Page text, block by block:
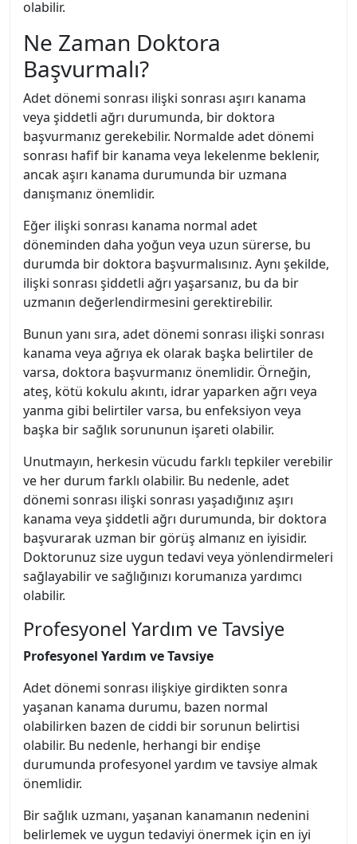
olabilir.
Ne Zaman Doktora
Başvurmalı?
Adet dönemi sonrası ilişki sonrası aşırı kanama
veya şiddetli ağrı durumunda, bir doktora
başvurmanız gerekebilir. Normalde adet dönemi
sonrası hafif bir kanama veya lekelenme beklenir,
ancak aşırı kanama durumunda bir uzmana
danışmanız önemlidir.
Eğer ilişki sonrası kanama normal adet
döneminden daha yoğun veya uzun sürerse, bu
durumda bir doktora başvurmalısınız. Aynı şekilde,
ilişki sonrası şiddetli ağrı yaşarsanız, bu da bir
uzmanın değerlendirmesini gerektirebilir.
Bunun yanı sıra, adet dönemi sonrası ilişki sonrası
kanama veya ağrıya ek olarak başka belirtiler de
varsa, doktora başvurmanız önemlidir. Örneğin,
ateş, kötü kokulu akıntı, idrar yaparken ağrı veya
yanma gibi belirtiler varsa, bu enfeksiyon veya
başka bir sağlık sorununun işareti olabilir.
Unutmayın, herkesin vücudu farklı tepkiler verebilir
ve her durum farklı olabilir. Bu nedenle, adet
dönemi sonrası ilişki sonrası yaşadığınız aşırı
kanama veya şiddetli ağrı durumunda, bir doktora
başvurarak uzman bir görüş almanız en iyisidir.
Doktorunuz size uygun tedavi veya yönlendirmeleri
sağlayabilir ve sağlığınızı korumanıza yardımcı
olabilir.
Profesyonel Yardım ve Tavsiye
Profesyonel Yardım ve Tavsiye
Adet dönemi sonrası ilişkiye girdikten sonra
yaşanan kanama durumu, bazen normal
olabilirken bazen de ciddi bir sorunun belirtisi
olabilir. Bu nedenle, herhangi bir endişe
durumunda profesyonel yardım ve tavsiye almak
önemlidir.
Bir sağlık uzmanı, yaşanan kanamanın nedenini
belirlemek ve uygun tedaviyi önermek için en iyi